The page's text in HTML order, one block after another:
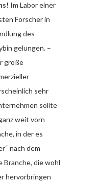
Im Labor einer
Forscher in
des
gelungen. –
große
sehr
sollte
weit vorn
in der es
nach dem
Branche, die wohl
hervorbringen